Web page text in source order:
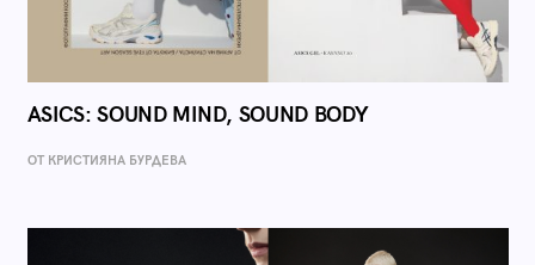
ASICS: SOUND MIND, SOUND BODY
ОТ КРИСТИЯНА БУРДЕВА